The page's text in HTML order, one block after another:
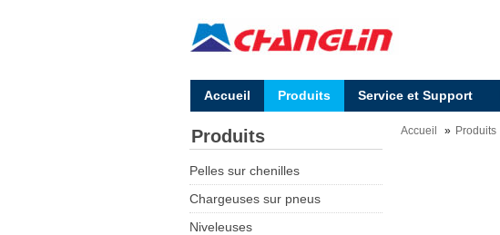
Accueil Produits Service et Support
Accueil Produits
Produits
Pelles sur chenilles
Chargeuses sur pneus
Niveleuses